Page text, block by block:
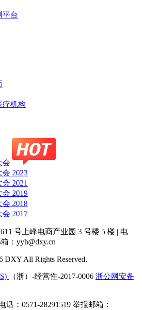
平台
疗机构
会
2023
2021
2019
2018
2017
号上峰电商产业园 3 号楼 5 楼 | 电
：yyh@dxy.cn
DXY All Rights Reserved.
（浙）-经营性-2017-0006 浙公网安备
：0571-28291519 举报邮箱：